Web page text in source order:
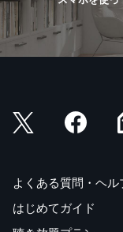
よくある質問・ヘル
はじめてガイド